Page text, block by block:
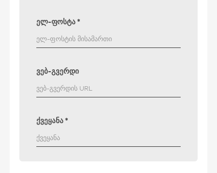
ელ-ფოსტა *
ვებ-გვერდი
ქვეყანა *